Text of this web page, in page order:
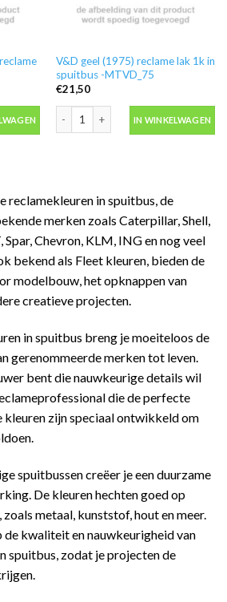
V&D geel (1975) reclame lak 1k in
spuitbus -MTVD_75
€21,50
IN WINKELWAGEN
reclamekleuren in spuitbus, de
merken zoals Caterpillar, Shell,
Chevron, KLM, ING en nog veel
bekend als Fleet kleuren, bieden de
modelbouw, het opknappen van
creatieve projecten.
in spuitbus breng je moeiteloos de
gerenommeerde merken tot leven.
bent die nauwkeurige details wil
die de perfecte
zijn speciaal ontwikkeld om
spuitbussen creëer je een duurzame
De kleuren hechten goed op
metaal, kunststof, hout en meer.
de kwaliteit en nauwkeurigheid van
spuitbus, zodat je projecten de